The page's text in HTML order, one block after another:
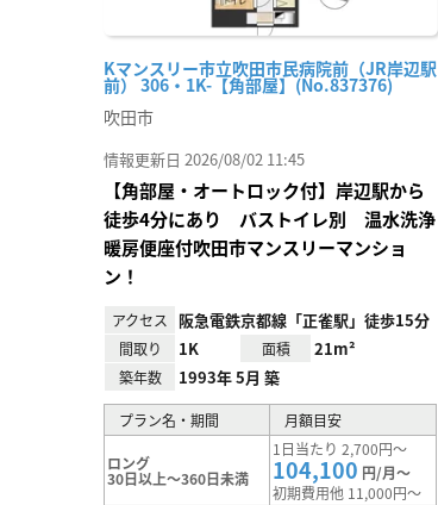
Kマンスリー市立吹田市民病院前（JR岸辺駅
前） 306・1K-【角部屋】(No.837376)
吹田市
情報更新日 2026/08/02 11:45
【角部屋・オートロック付】岸辺駅から
徒歩4分にあり バストイレ別 温水洗浄
暖房便座付吹田市マンスリーマンショ
ン！
アクセス 阪急電鉄京都線「正雀駅」徒歩15分
間取り 1K 面積 21m²
築年数 1993年 5月 築
プラン名・期間 月額目安
ロング
30日以上～360日未満
1日当たり 2,700円～
104,100 円/月～
初期費用他 11,000円～